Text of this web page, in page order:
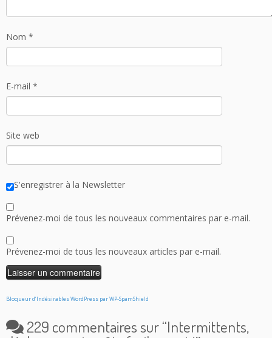
Nom *
E-mail *
Site web
S'enregistrer à la Newsletter
Prévenez-moi de tous les nouveaux commentaires par e-mail.
Prévenez-moi de tous les nouveaux articles par e-mail.
Bloqueur d’Indésirables WordPress par WP-SpamShield
229 commentaires sur “Intermittents,